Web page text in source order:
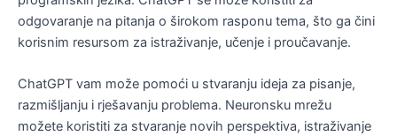
odgovaranje na pitanja o širokom rasponu tema, što ga čini
korisnim resursom za istraživanje, učenje i proučavanje.
ChatGPT vam može pomoći u stvaranju ideja za pisanje,
razmišljanju i rješavanju problema. Neuronsku mrežu
možete koristiti za stvaranje novih perspektiva, istraživanje